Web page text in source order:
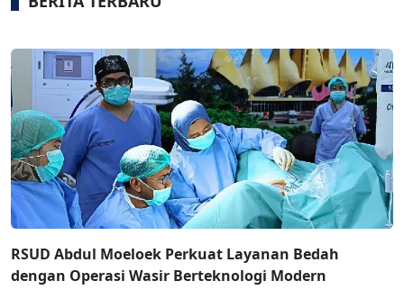
RSUD Abdul Moeloek Perkuat Layanan Bedah
dengan Operasi Wasir Berteknologi Modern